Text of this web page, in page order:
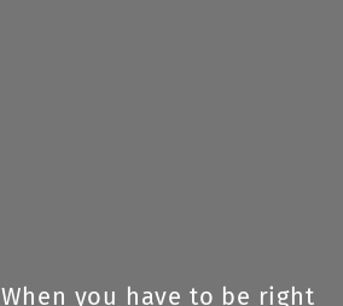
When you have to be right